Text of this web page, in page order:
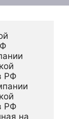
РФ
РФ
на